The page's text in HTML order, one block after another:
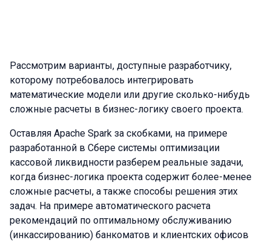
Рассмотрим варианты, доступные разработчику,
которому потребовалось интегрировать
математические модели или другие сколько-нибудь
сложные расчеты в бизнес-логику своего проекта.
Оставляя Apache Spark за скобками, на примере
разработанной в Сбере системы оптимизации
кассовой ликвидности разберем реальные задачи,
когда бизнес-логика проекта содержит более-менее
сложные расчеты, а также способы решения этих
задач. На примере автоматического расчета
рекомендаций по оптимальному обслуживанию
(инкассированию) банкоматов и клиентских офисов